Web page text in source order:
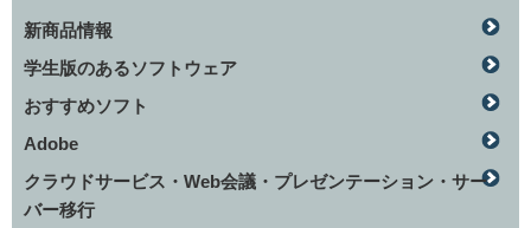
新商品情報
学生版のあるソフトウェア
おすすめソフト
Adobe
クラウドサービス・Web会議・プレゼンテーション・サー
バー移行